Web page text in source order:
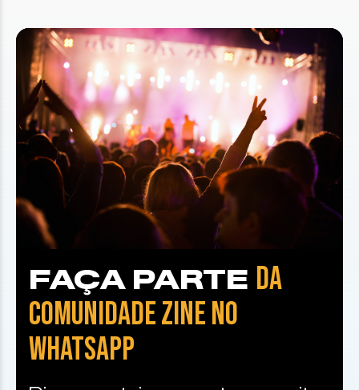
FAÇA PARTE DA
COMUNIDADE ZINE NO
WHATSAPP